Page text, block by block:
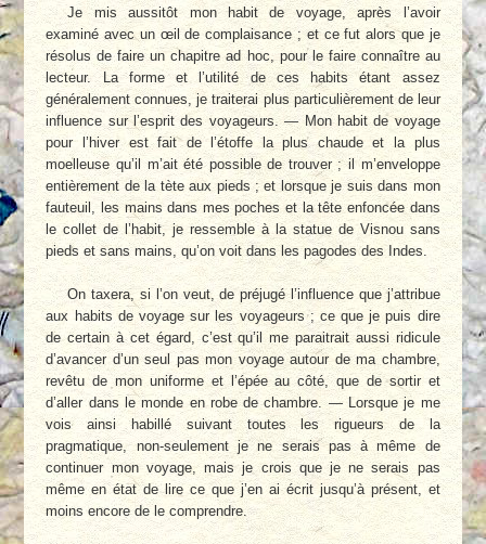
Je mis aussitôt mon habit de voyage, après l’avoir
examiné avec un œil de complaisance ; et ce fut alors que je
résolus de faire un chapitre ad hoc, pour le faire connaître au
lecteur. La forme et l’utilité de ces habits étant assez
généralement connues, je traiterai plus particulièrement de leur
influence sur l’esprit des voyageurs. — Mon habit de voyage
pour l’hiver est fait de l’étoffe la plus chaude et la plus
moelleuse qu’il m’ait été possible de trouver ; il m’enveloppe
entièrement de la tète aux pieds ; et lorsque je suis dans mon
fauteuil, les mains dans mes poches et la tête enfoncée dans
le collet de l’habit, je ressemble à la statue de Visnou sans
pieds et sans mains, qu’on voit dans les pagodes des Indes.
On taxera, si l’on veut, de préjugé l’influence que j’attribue
aux habits de voyage sur les voyageurs ; ce que je puis dire
de certain à cet égard, c’est qu’il me paraitrait aussi ridicule
d’avancer d’un seul pas mon voyage autour de ma chambre,
revêtu de mon uniforme et l’épée au côté, que de sortir et
d’aller dans le monde en robe de chambre. — Lorsque je me
vois ainsi habillé suivant toutes les rigueurs de la
pragmatique, non-seulement je ne serais pas à même de
continuer mon voyage, mais je crois que je ne serais pas
même en état de lire ce que j’en ai écrit jusqu’à présent, et
moins encore de le comprendre.